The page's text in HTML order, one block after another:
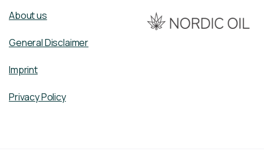
About us
General Disclaimer
Imprint
Privacy Policy